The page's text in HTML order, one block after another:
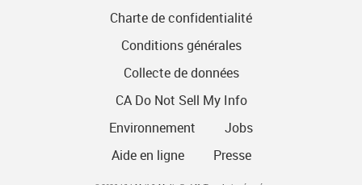
Charte de confidentialité
Conditions générales
Collecte de données
CA Do Not Sell My Info
Environnement
Jobs
Aide en ligne
Presse